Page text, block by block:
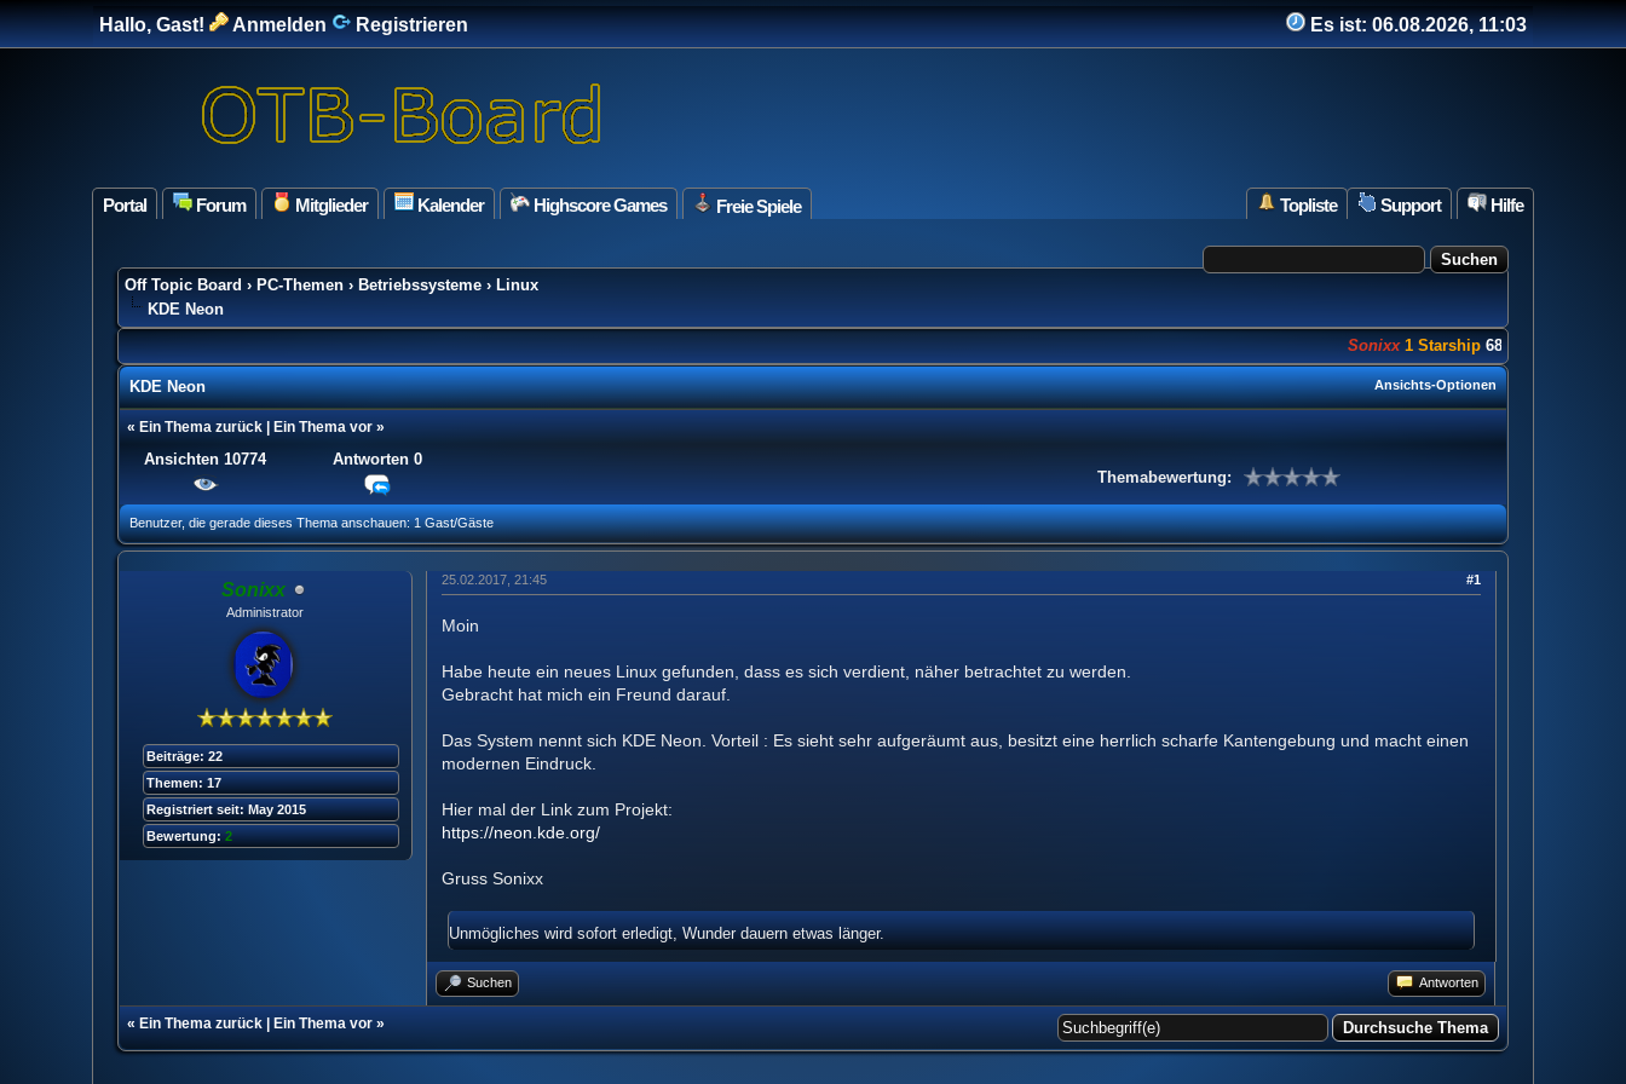
Hallo, Gast! Anmelden Registrieren Es ist:06.08.2026, 11:03
Portal Forum Mitglieder Kalender Highscore Games Freie Spiele Hilfe
Support
Topliste
Off Topic Board › PC-Themen › Betriebssysteme › Linux
KDE Neon
Sonixx 1 Starship 682 Punkte
Ansichts-Optionen
KDE Neon
« Ein Thema zurück Ein Thema vor »
Ansichten 10774 Antworten 0
Themabewertung:
0 Bewertung(en) - 0 im Durchschnitt
Benutzer, die gerade dieses Thema anschauen: 1 Gast/Gäste
Sonixx
Administrator
Beiträge: 22
Themen: 17
Registriert seit: May 2015
Bewertung:2
#1
25.02.2017, 21:45
Moin
Habe heute ein neues Linux gefunden, dass es sich verdient, näher betrachtet zu werden.
Gebracht hat mich ein Freund darauf.
Das System nennt sich KDE Neon. Vorteil : Es sieht sehr aufgeräumt aus, besitzt eine herrlich scharfe Kantengebung und macht einen
modernen Eindruck.
Hier mal der Link zum Projekt:
https://neon.kde.org/
Gruss Sonixx
Unmögliches wird sofort erledigt, Wunder dauern etwas länger.
Suchen Antworten
« Ein Thema zurück Ein Thema vor »